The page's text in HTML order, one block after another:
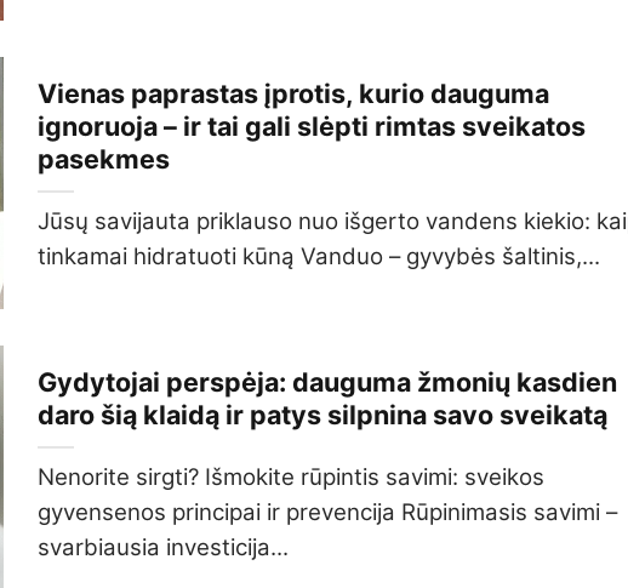
Vienas paprastas įprotis, kurio dauguma
ignoruoja – ir tai gali slėpti rimtas sveikatos
pasekmes
Jūsų savijauta priklauso nuo išgerto vandens kiekio:
tinkamai hidratuoti kūną Vanduo – gyvybės šaltinis,...
Gydytojai perspėja: dauguma žmonių kasdien
daro šią klaidą ir patys silpnina savo sveikatą
Nenorite sirgti? Išmokite rūpintis savimi: sveikos
gyvensenos principai ir prevencija Rūpinimasis savimi –
svarbiausia investicija...